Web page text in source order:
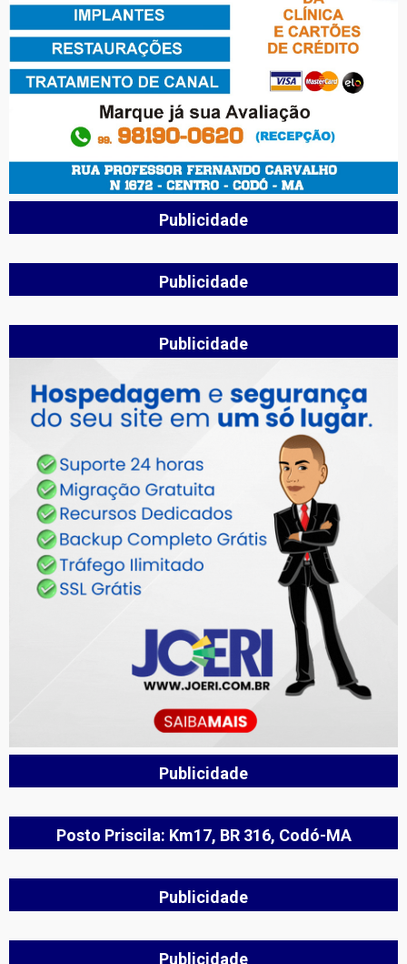
Publicidade
Publicidade
Publicidade
Publicidade
Posto Priscila: Km17, BR 316, Codó-MA
Publicidade
Publicidade